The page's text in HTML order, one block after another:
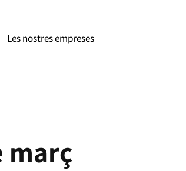
Les nostres empreses
març